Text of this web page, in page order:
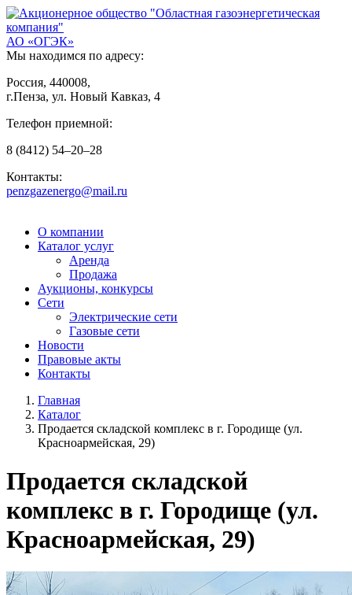
АО «ОГЭК»
Мы находимся по адресу:
Россия, 440008,
г.Пенза, ул. Новый Кавказ, 4
Телефон приемной:
8 (8412) 54–20–28
Контакты:
penzgazenergo@mail.ru
О компании
Каталог услуг
Аренда
Продажа
Аукционы, конкурсы
Сети
Электрические сети
Газовые сети
Новости
Правовые акты
Контакты
Главная
Каталог
Продается складской комплекс в г. Городище (ул.
Красноармейская, 29)
Продается складской
комплекс в г. Городище (ул.
Красноармейская, 29)